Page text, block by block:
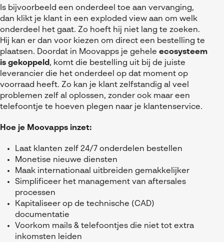
Is bijvoorbeeld een onderdeel toe aan vervanging,
dan klikt je klant in een exploded view aan om welk
onderdeel het gaat. Zo hoeft hij niet lang te zoeken.
Hij kan er dan voor kiezen om direct een bestelling te
plaatsen. Doordat in Moovapps je gehele ecosysteem
is gekoppeld, komt die bestelling uit bij de juiste
leverancier die het onderdeel op dat moment op
voorraad heeft. Zo kan je klant zelfstandig al veel
problemen zelf al oplossen, zonder ook maar een
telefoontje te hoeven plegen naar je klantenservice.
Hoe je Moovapps inzet:
Laat klanten zelf 24/7 onderdelen bestellen
Monetise nieuwe diensten
Maak internationaal uitbreiden gemakkelijker
Simplificeer het management van aftersales
processen
Kapitaliseer op de technische (CAD)
documentatie
Voorkom mails & telefoontjes die niet tot extra
inkomsten leiden